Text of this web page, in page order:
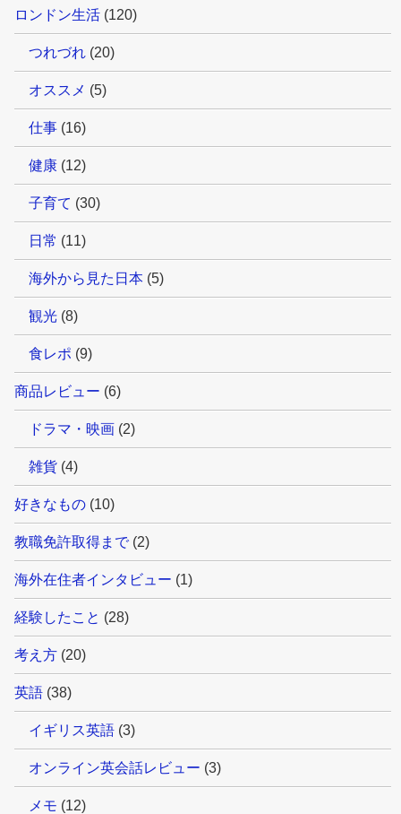
ロンドン生活 (120)
つれづれ (20)
オススメ (5)
仕事 (16)
健康 (12)
子育て (30)
日常 (11)
海外から見た日本 (5)
観光 (8)
食レポ (9)
商品レビュー (6)
ドラマ・映画 (2)
雑貨 (4)
好きなもの (10)
教職免許取得まで(2)
海外在住者インタビュー (1)
経験したこと (28)
考え方 (20)
英語 (38)
イギリス英語 (3)
オンライン英会話レビュー (3)
メモ (12)